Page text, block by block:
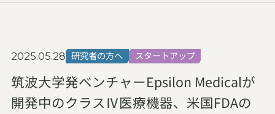
研究者の方へ スタートアップ
2025.05.28
筑波大学発ベンチャーEpsilon Medicalが
開発中のクラスⅣ医療機器、米国FDAの